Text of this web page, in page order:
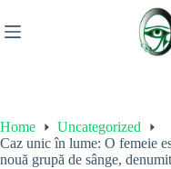
to
content
Home
Uncategorized
Caz unic în lume: O femeie
nouă grupă de sânge,